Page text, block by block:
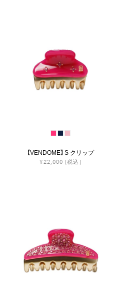
【VENDOME】 S クリップ
¥22,000 (税込)